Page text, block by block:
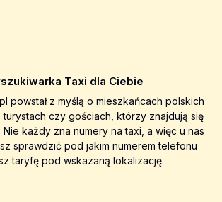
Taxi dla Ciebie
powstał z myślą o mieszkańcach polskich
turystach czy gościach, którzy znajdują się
Nie każdy zna numery na taxi, a więc u nas
sprawdzić pod jakim numerem telefonu
taryfę pod wskazaną lokalizację.